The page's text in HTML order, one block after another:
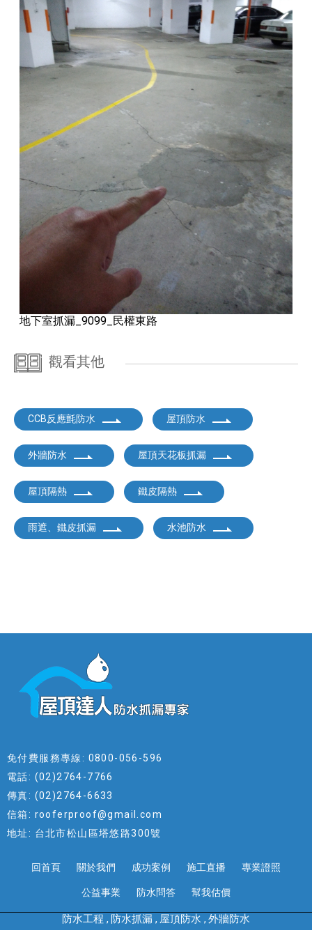
地下室抓漏_9099_民權東路
觀看其他
CCB反應氈防水 屋頂防水
外牆防水 屋頂天花板抓漏
屋頂隔熱 鐵皮隔熱
雨遮、鐵皮抓漏 水池防水
免付費服務專線: 0800-056-596
電話: (02)2764-7766
傳真: (02)2764-6633
信箱: rooferproof@gmail.com
地址: 台北市松山區塔悠路300號
回首頁 關於我們 成功案例 施工直播 專業證照
公益事業 防水問答 幫我估價
防水工程 防水抓漏 屋頂防水 外牆防水